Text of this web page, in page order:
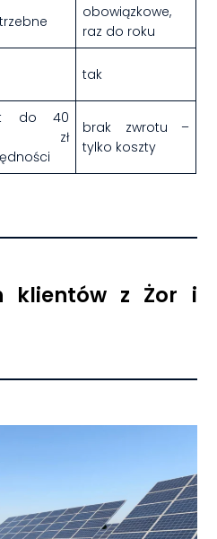
obowiązkowe,
raz do roku
tak
do 40
zł
brak zwrotu –
tylko koszty
klientów z Żor i